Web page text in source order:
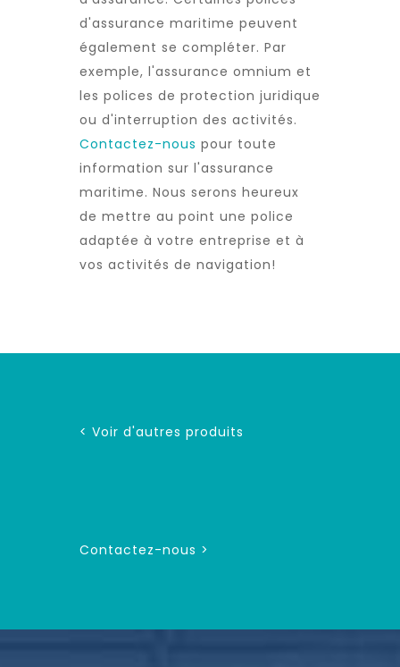
d'assurance maritime peuvent
également se compléter. Par
exemple, l'assurance omnium et
les polices de protection juridique
ou d'interruption des activités.
Contactez-nous pour toute
information sur l'assurance
maritime. Nous serons heureux
de mettre au point une police
adaptée à votre entreprise et à
vos activités de navigation!
< Voir d'autres produits
Contactez-nous >